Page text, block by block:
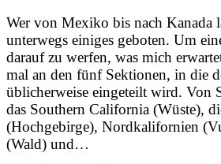
Wer von Mexiko bis nach Kanada
unterwegs einiges geboten. Um
darauf zu werfen, was mich
mal an den fünf Sektionen, in die
üblicherweise eingeteilt wird. Von
das Southern California (Wüste),
(Hochgebirge), Nordkalifornien
(Wald) und…